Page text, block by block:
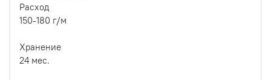
Расход
150-180 г/м
Хранение
24 мес.